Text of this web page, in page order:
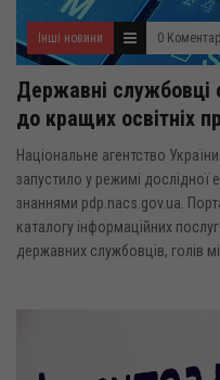
Інші новини 0
Державні службовці
до кращих освітніх
Національне агентство
запустило у режимі дослідної
знаннями pdp.nacs.gov.ua.
каталогу інформаційних
державних службовців, голів